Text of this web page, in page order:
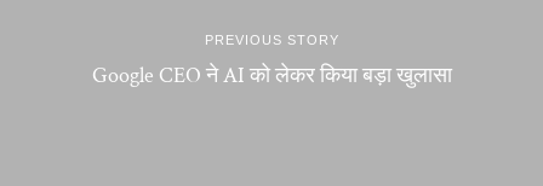
PREVIOUS STORY
Google CEO ने AI को लेकर किया बड़ा खुलासा